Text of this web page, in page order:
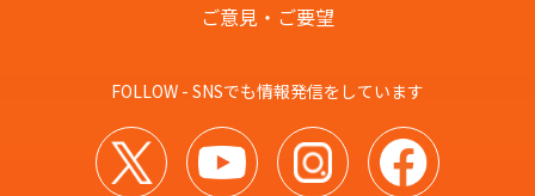
ご意見・ご要望
FOLLOW - SNSでも情報発信をしています